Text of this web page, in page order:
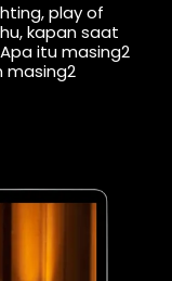
play of
kapan saat
itu masing2
masing2